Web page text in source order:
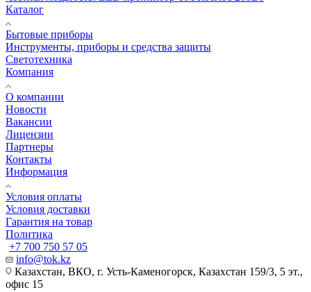
Каталог
Бытовые приборы
Инструменты, приборы и средства защиты
Светотехника
Компания
О компании
Новости
Вакансии
Лицензии
Партнеры
Контакты
Информация
Условия оплаты
Условия доставки
Гарантия на товар
Политика
+7 700 750 57 05
info@tok.kz
Казахстан, ВКО, г. Усть-Каменогорск, Казахстан 159/3, 5 эт.,
офис 15